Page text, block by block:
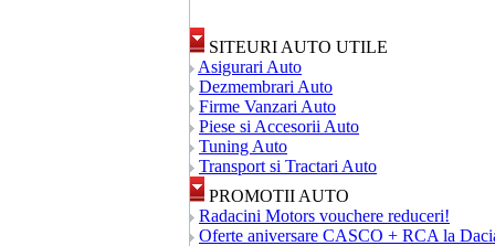
SITEURI AUTO UTILE
Asigurari Auto
Dezmembrari Auto
Firme Vanzari Auto
Piese si Accesorii Auto
Tuning Auto
Transport si Tractari Auto
PROMOTII AUTO
Radacini Motors vouchere reduceri!
Oferte aniversare CASCO + RCA la